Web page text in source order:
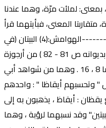
بمعنى: لملئت مرّة، وهما عندنا
المعنى، فبأيتهما قرأ
القارئ فمصيب.------------------------الهوامش:(4) البيتان (في
ديوان العجاج الراجز ، في الملحق بديوانه ص 81 - 82 ) من أرجوزة
عدتها 19 بيتا.ورقما البيتين فيها هما 8 ، 16 . وهما من شواهد أبي
( مجاز القرآن 1 : 397 ) قال " وتحسبهم أيقاظا " : واحدهم
: أيقاظ ، يذهبون به إلى
وقد نسبهما لرؤبة ، وهما